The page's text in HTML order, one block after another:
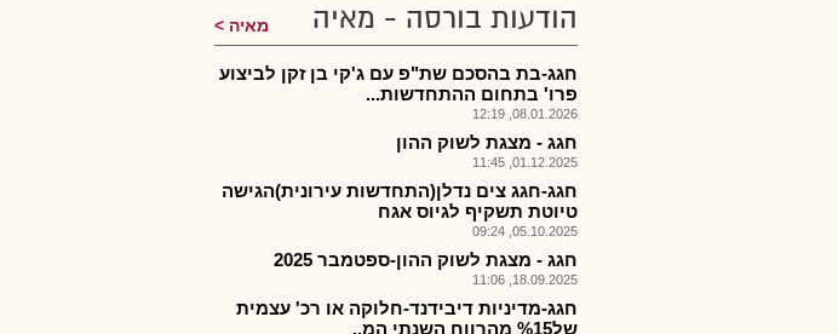
הודעות בורסה - מאיה מאיה
חגג-בת בהסכם שת"פ עם ג'קי בן זקן לביצוע
פרו' בתחום ההתחדשות...
08.01.2026, 12:19
חגג - מצגת לשוק ההון
01.12.2025, 11:45
חגג-חגג צים נדלן(התחדשות עירונית)הגישה
טיוטת תשקיף לגיוס אגח
05.10.2025, 09:24
חגג - מצגת לשוק ההון-ספטמבר 2025
18.09.2025, 11:06
חגג-מדיניות דיבידנד-חלוקה או רכ' עצמית
של%15 מהרווח השנתי המ..